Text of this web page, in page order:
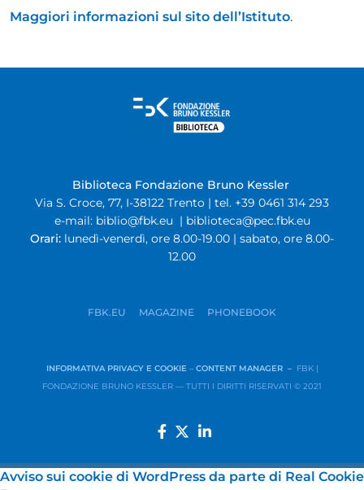
Maggiori informazioni sul sito dell’Istituto.
Biblioteca Fondazione Bruno Kessler
Via S. Croce, 77, I-38122 Trento | tel. +39 0461 314 293
e-mail: biblio@fbk.eu | biblioteca@pec.fbk.eu
Orari: lunedì-venerdì, ore 8.00-19.00 | sabato, ore 8.00-
12.00
FBK.EU MAGAZINE PHONEBOOK
INFORMATIVA PRIVACY E COOKIE – CONTENT MANAGER – FBK |
FONDAZIONE BRUNO KESSLER — TUTTI I DIRITTI RISERVATI © 2021
Avviso sui cookie di WordPress da parte di Real Cookie